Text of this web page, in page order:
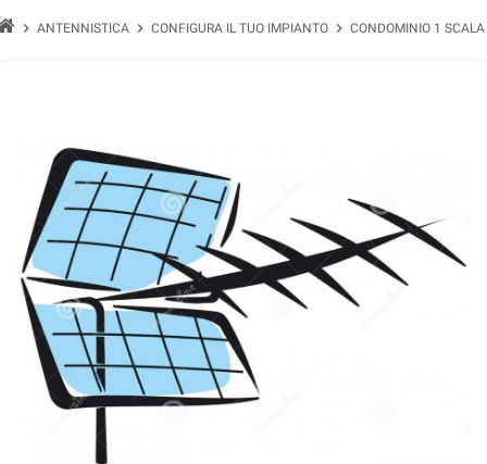
chevron_right ANTENNISTICA chevron_right CONFIGURA IL TUO IMPIANTO chevron_right CONDOMINIO 1